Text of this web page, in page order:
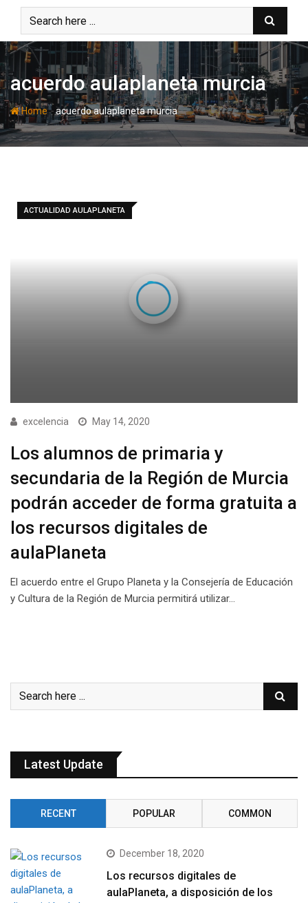
content
acuerdo aulaplaneta murcia
Home-acuerdo aulaplaneta murcia
ACTUALIDAD AULAPLANETA
excelencia May 14, 2020
Los alumnos de primaria y
secundaria de la Región de Murcia
podrán acceder de forma gratuita a
los recursos digitales de
aulaPlaneta
El acuerdo entre el Grupo Planeta y la Consejería de Educación
y Cultura de la Región de Murcia permitirá utilizar…
Latest Update
RECENT POPULAR COMMON
December 18, 2020
Los recursos digitales de
aulaPlaneta, a disposición de los